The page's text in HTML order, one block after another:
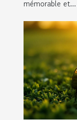
mémorable et...